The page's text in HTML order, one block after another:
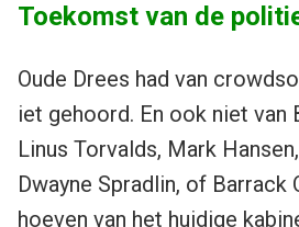
Toekomst van de
Oude Drees had van
iet gehoord. En ook niet van
Linus Torvalds, Mark
Dwayne Spradlin, of Barrack
hoeven van het huidige